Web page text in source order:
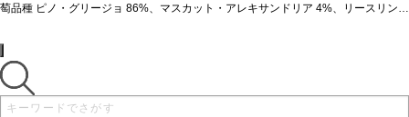
ス・リーダーシップ・アワード、カリフォルニア・サスティナブル・ワイナリー認
のヴィンテージに変更されます、ご了承ください。
萄品種 ピノ・グリージョ 86%、マスカット・アレキサンドリア 4%、リースリング
カリフォルニア・グリーン・メダル-サスティナブル・ワイングローイング、ビジネ
ス・リーダーシップ・アワード、カリフォルニア・サスティナブル・ワイナリー認
証
*本ヴィンテージが在庫切れの場合、在庫があり価格が同様の場合は自動的に次
のヴィンテージに変更されます、ご了承ください。